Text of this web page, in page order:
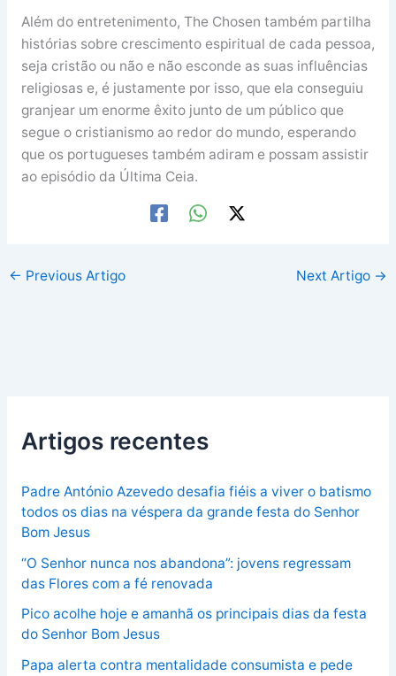
Além do entretenimento, The Chosen também partilha
histórias sobre crescimento espiritual de cada pessoa,
seja cristão ou não e não esconde as suas influências
religiosas e, é justamente por isso, que ela conseguiu
granjear um enorme êxito junto de um público que
segue o cristianismo ao redor do mundo, esperando
que os portugueses também adiram e possam assistir
ao episódio da Última Ceia.
← Previous Artigo Next Artigo →
Artigos recentes
Padre António Azevedo desafia fiéis a viver o batismo
todos os dias na véspera da grande festa do Senhor
Bom Jesus
“O Senhor nunca nos abandona”: jovens regressam
das Flores com a fé renovada
Pico acolhe hoje e amanhã os principais dias da festa
do Senhor Bom Jesus
Papa alerta contra mentalidade consumista e pede